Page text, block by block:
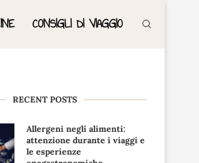
CONSIGLI DI VIAGGIO
RECENT POSTS
Allergeni negli alimenti:
attenzione durante i viaggi e
le esperienze